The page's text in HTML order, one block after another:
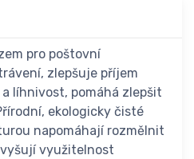
pro poštovní
zlepšuje příjem
líhnivost, pomáhá zlepšit
ekologicky čisté
napomáhají rozmělnit
využitelnost